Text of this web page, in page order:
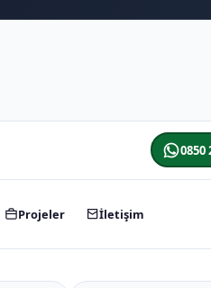
0850
Projeler İletişim